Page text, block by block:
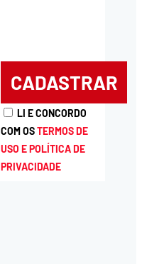
LI E CONCORDO
COM OSTERMOS DE
USO E POLÍTICA DE
PRIVACIDADE